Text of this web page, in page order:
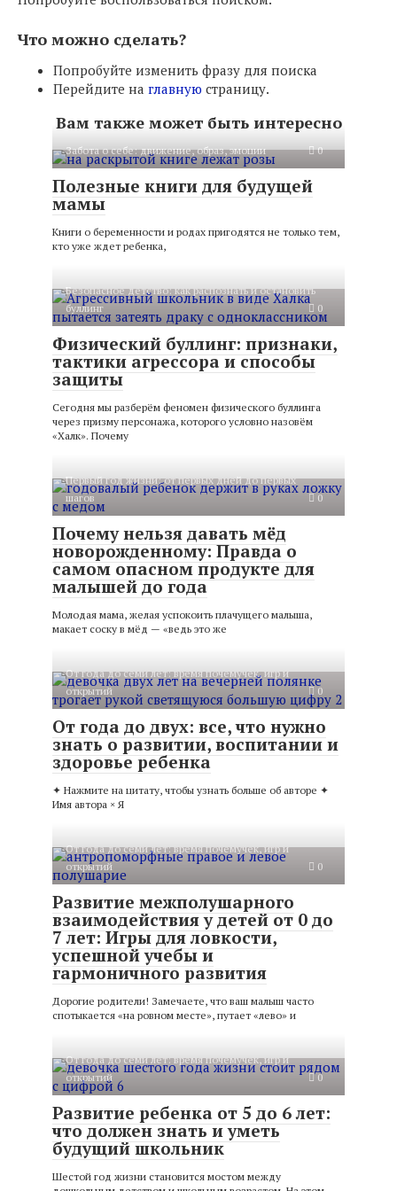
Что можно сделать?
Попробуйте изменить фразу для поиска
Перейдите на главную страницу.
Вам также может быть интересно
Забота о себе: движение, образ, эмоции 0
Полезные книги для будущей
мамы
Книги о беременности и родах пригодятся не только тем,
кто уже ждет ребенка,
Безопасное детство: как распознать и остановить
буллинг
0
Физический буллинг: признаки,
тактики агрессора и способы
защиты
Сегодня мы разберём феномен физического буллинга
через призму персонажа, которого условно назовём
«Халк». Почему
Первый год жизни: от первых дней до первых
шагов
0
Почему нельзя давать мёд
новорожденному: Правда о
самом опасном продукте для
малышей до года
Молодая мама, желая успокоить плачущего малыша,
макает соску в мёд — «ведь это же
От года до семи лет: время почемучек, игр и
открытий
0
От года до двух: все, что нужно
знать о развитии, воспитании и
здоровье ребенка
✦ Нажмите на цитату, чтобы узнать больше об авторе ✦
Имя автора × Я
От года до семи лет: время почемучек, игр и
открытий
0
Развитие межполушарного
взаимодействия у детей от 0 до
7 лет: Игры для ловкости,
успешной учебы и
гармоничного развития
Дорогие родители! Замечаете, что ваш малыш часто
спотыкается «на ровном месте», путает «лево» и
От года до семи лет: время почемучек, игр и
открытий
0
Развитие ребенка от 5 до 6 лет:
что должен знать и уметь
будущий школьник
Шестой год жизни становится мостом между